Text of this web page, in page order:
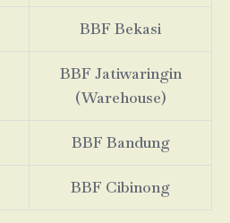
BBF Bekasi
BBF Jatiwaringin
(Warehouse)
BBF Bandung
BBF Cibinong